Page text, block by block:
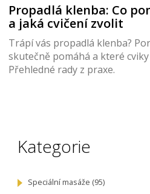
Propadlá klenba: Co
a jaká cvičení zvolit
Trápí vás propadlá klenba?
skutečně pomáhá a které
Přehledné rady z praxe.
Kategorie
Speciální masáže (95)